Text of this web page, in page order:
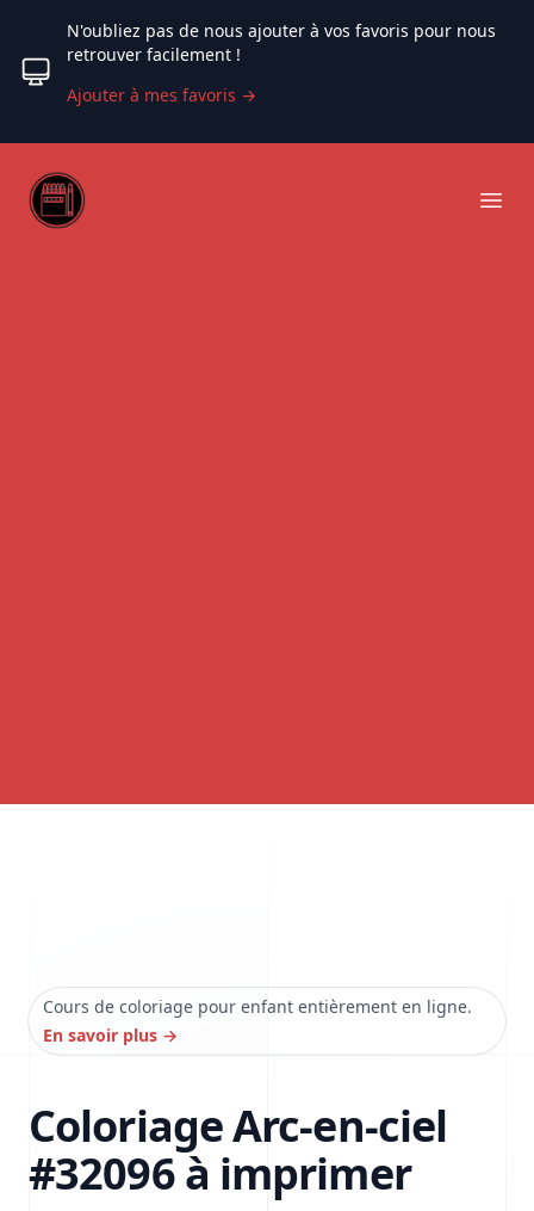
N'oubliez pas de nous ajouter à vos favoris pour nous
retrouver facilement !
Ajouter à mes favoris →
Web coloriage
Cours de coloriage pour enfant entièrement en ligne.
En savoir plus →
Coloriage Arc-en-ciel
#32096 à imprimer